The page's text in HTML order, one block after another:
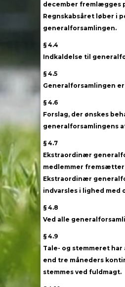
december fremlægges
Regnskabsåret løber i
generalforsamlingen.
§ 4.4
Indkaldelse til
§ 4.5
Generalforsamlingen
§ 4.6
Forslag, der ønskes
generalforsamlingens
§ 4.7
Ekstraordinær
medlemmer
Ekstraordinær
indvarsles i lighed
§ 4.8
Ved alle
§ 4.9
Tale- og stemmeret
end tre måneders
stemmes ved fuldmagt.